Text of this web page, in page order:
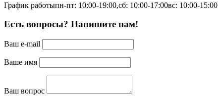
График работыпн-пт: 10:00-19:00,сб: 10:00-17:00вс: 10:00-15:00
Есть вопросы? Напишите нам!
Ваш e-mail
Ваше имя
Ваш вопрос